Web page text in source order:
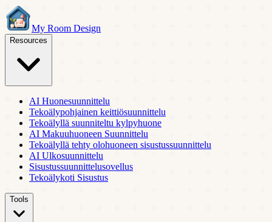
My Room Design
Resources
AI Huonesuunnittelu
Tekoälypohjainen keittiösuunnittelu
Tekoälyllä suunniteltu kylpyhuone
AI Makuuhuoneen Suunnittelu
Tekoälyllä tehty olohuoneen sisustussuunnittelu
AI Ulkosuunnittelu
Sisustussuunnittelusovellus
Tekoälykoti Sisustus
Tools